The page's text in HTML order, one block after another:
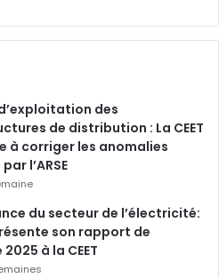
des
de distribution : La CEET
à corriger les anomalies
l’ARSE
du secteur de l’électricité:
son rapport de
à la CEET